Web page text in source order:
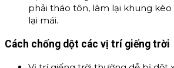
phải tháo tôn, làm lại khung kèo
lại mái.
Cách chống dột các vị trí giếng trời